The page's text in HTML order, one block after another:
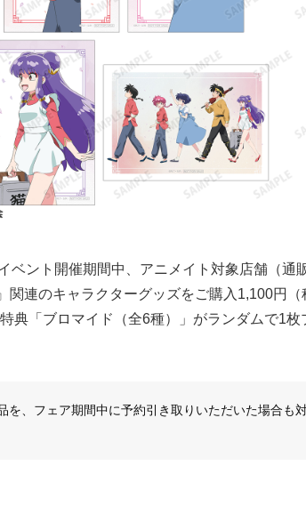
ベント開催期間中、アニメイト対象店舗（通
関連のキャラクターグッズをご購入1,100円（
典「ブロマイド（全6種）」がランダムで1枚
、フェア期間中に予約引き取りいただいた場合も